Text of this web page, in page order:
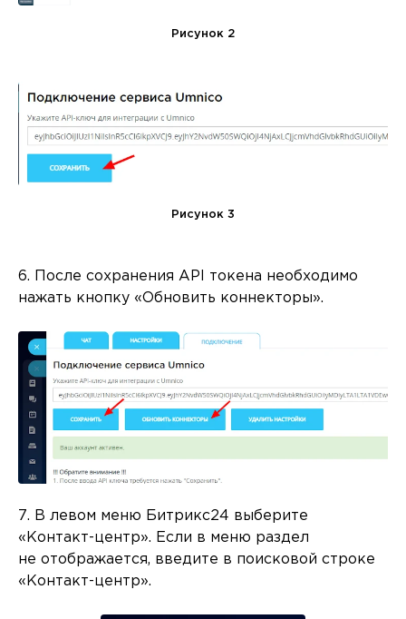
Рисунок 2
Рисунок 3
6. После сохранения API токена необходимо
нажать кнопку «Обновить коннекторы».
7. В левом меню Битрикс24 выберите
«Контакт-центр». Если в меню раздел
не отображается, введите в поисковой строке
«Контакт-центр».